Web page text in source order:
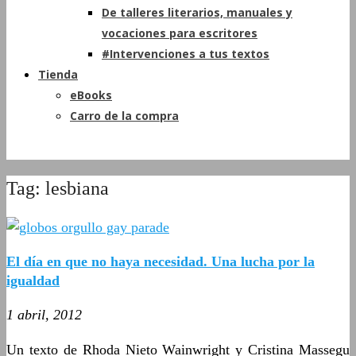
De talleres literarios, manuales y
vocaciones para escritores
#Intervenciones a tus textos
Tienda
eBooks
Carro de la compra
Tag: lesbiana
El día en que no haya necesidad. Una lucha por la
igualdad
1 abril, 2012
Un texto de Rhoda Nieto Wainwright y Cristina Massegu